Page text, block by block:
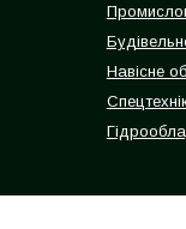
Навісне